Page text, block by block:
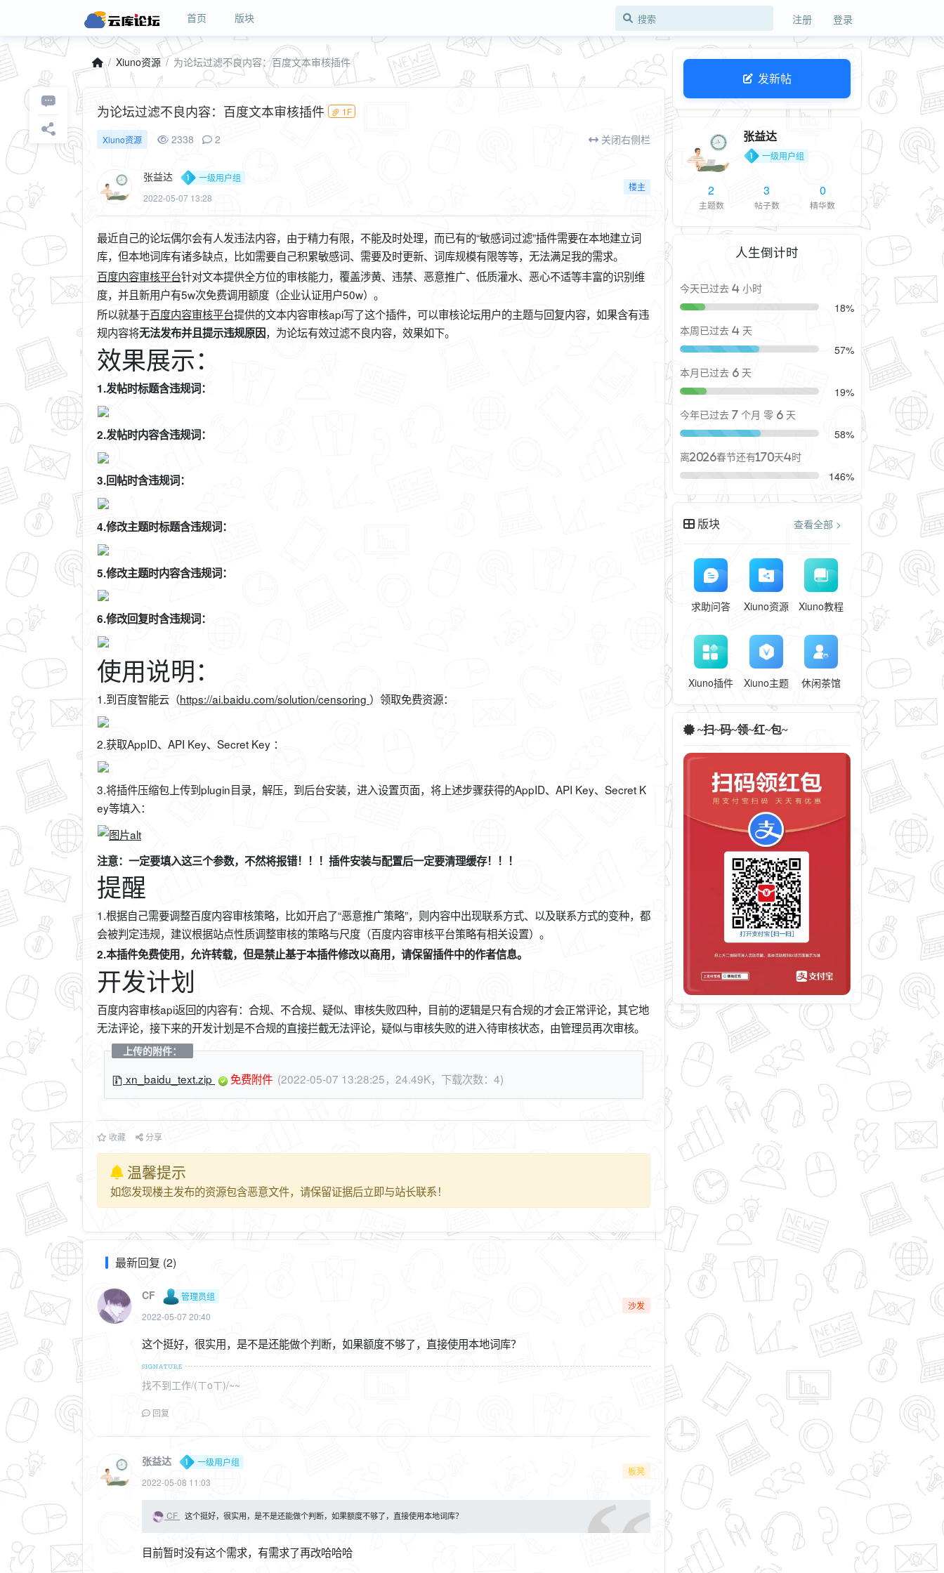
首页 版块 注册 登录
Xiuno资源 为论坛过滤不良内容：百度文本审核插件
为论坛过滤不良内容：百度文本审核插件 1F
Xiuno资源 2338 2 关闭右侧栏
张益达
一级用户组
2022-05-07 13:28
楼主
最近自己的论坛偶尔会有人发违法内容，由于精力有限，不能及时处理，而已有的“敏感词过滤”插件需要在本地建立词
库，但本地词库有诸多缺点，比如需要自己积累敏感词、需要及时更新、词库规模有限等等，无法满足我的需求。
百度内容审核平台针对文本提供全方位的审核能力，覆盖涉黄、违禁、恶意推广、低质灌水、恶心不适等丰富的识别维
度，并且新用户有5w次免费调用额度（企业认证用户50w）。
所以就基于百度内容审核平台提供的文本内容审核api写了这个插件，可以审核论坛用户的主题与回复内容，如果含有违
规内容将无法发布并且提示违规原因，为论坛有效过滤不良内容，效果如下。
效果展示：
1.发帖时标题含违规词：
2.发帖时内容含违规词：
3.回帖时含违规词：
4.修改主题时标题含违规词：
5.修改主题时内容含违规词：
6.修改回复时含违规词：
使用说明：
1.到百度智能云（https://ai.baidu.com/solution/censoring ）领取免费资源：
2.获取AppID、API Key、Secret Key ：
3.将插件压缩包上传到plugin目录，解压，到后台安装，进入设置页面，将上述步骤获得的AppID、API Key、Secret K
ey等填入：
注意：一定要填入这三个参数，不然将报错！！！插件安装与配置后一定要清理缓存！！！
提醒
1.根据自己需要调整百度内容审核策略，比如开启了“恶意推广策略”，则内容中出现联系方式、以及联系方式的变种，都
会被判定违规，建议根据站点性质调整审核的策略与尺度（百度内容审核平台策略有相关设置）。
2.本插件免费使用，允许转载，但是禁止基于本插件修改以商用，请保留插件中的作者信息。
开发计划
百度内容审核api返回的内容有：合规、不合规、疑似、审核失败四种，目前的逻辑是只有合规的才会正常评论，其它地
无法评论，接下来的开发计划是不合规的直接拦截无法评论，疑似与审核失败的进入待审核状态，由管理员再次审核。
上传的附件：
xn_baidu_text.zip 免费附件 (2022-05-07 13:28:25，24.49K，下载次数：4)
收藏 分享
温馨提示
如您发现楼主发布的资源包含恶意文件，请保留证据后立即与站长联系！
最新回复 (2)
CF
管理员组
2022-05-07 20:40
沙发
这个挺好，很实用，是不是还能做个判断，如果额度不够了，直接使用本地词库？
找不到工作/(ㄒoㄒ)/~~
回复
张益达
一级用户组
2022-05-08 11:03
板凳
CF 这个挺好，很实用，是不是还能做个判断，如果额度不够了，直接使用本地词库？
目前暂时没有这个需求，有需求了再改哈哈哈
发新帖
张益达
一级用户组
2
主题数
3
帖子数
0
精华数
人生倒计时
今天已过去 4 小时
18%
本周已过去 4 天
57%
本月已过去 6 天
19%
今年已过去 7 个月 零 6 天
58%
离2026春节还有170天4时
146%
版块 查看全部 >
求助问答 Xiuno资源 Xiuno教程
Xiuno插件 Xiuno主题 休闲茶馆
~扫~码~领~红~包~